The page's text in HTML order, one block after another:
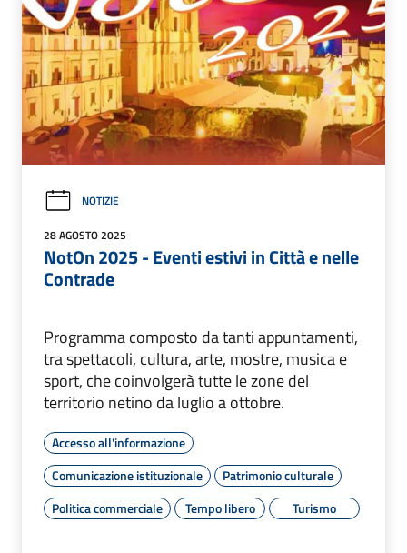
NOTIZIE
28 AGOSTO 2025
NotOn 2025 - Eventi estivi in Città e nelle
Contrade
Programma composto da tanti appuntamenti,
tra spettacoli, cultura, arte, mostre, musica e
sport, che coinvolgerà tutte le zone del
territorio netino da luglio a ottobre.
Accesso all'informazione
Comunicazione istituzionale
Patrimonio culturale
Politica commerciale
Tempo libero Turismo